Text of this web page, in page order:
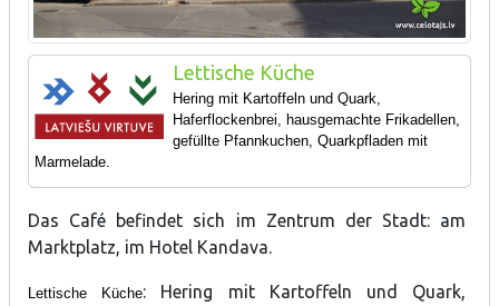
Lettische Küche
Hering mit Kartoffeln und Quark,
Haferflockenbrei, hausgemachte Frikadellen,
gefüllte Pfannkuchen, Quarkpfladen mit
Marmelade.
Das Café befindet sich im Zentrum der Stadt: am
Marktplatz, im Hotel Kandava.
Lettische Küche: Hering mit Kartoffeln und Quark,